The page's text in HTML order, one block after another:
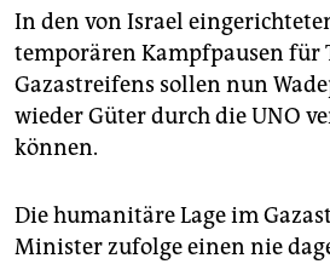
In den von Israel
temporären Kampfpausen für
Gazastreifens sollen nun
wieder Güter durch die UNO
können.
Die humanitäre Lage im
Minister zufolge einen nie